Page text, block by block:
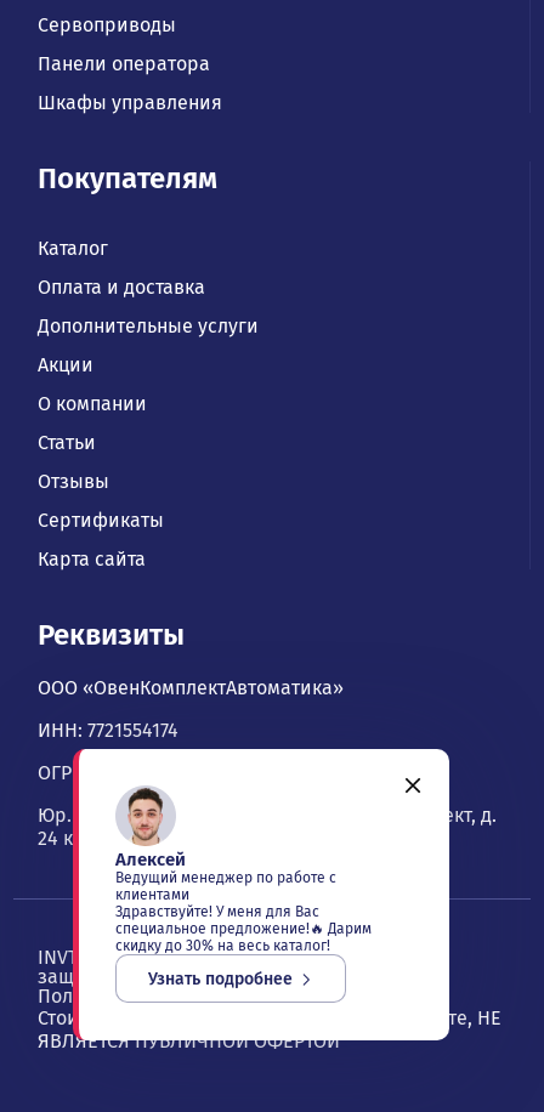
Сервоприводы
Панели оператора
Шкафы управления
Покупателям
Каталог
Оплата и доставка
Дополнительные услуги
Акции
О компании
Статьи
Отзывы
Сертификаты
Карта сайта
Реквизиты
ООО «ОвенКомплектАвтоматика»
ИНН: 7721554174
ОГРН: 1067746534900
Юр. адрес: 109428, Москва, Рязанский проспект, д.
24 к. 2, офис 1101
INVT — ОвенКомплектАвтоматика. Все права
защищены ©2026 , Москва
Политика конфиденциальности
Стоимость товаров и услуг, указанная на сайте, НЕ
ЯВЛЯЕТСЯ ПУБЛИЧНОЙ ОФЕРТОЙ
Алексей
Ведущий менеджер по работе с
клиентами
Здравствуйте! У меня для Вас
специальное предложение!🔥 Дарим
скидку до 30% на весь каталог!
Узнать подробнее